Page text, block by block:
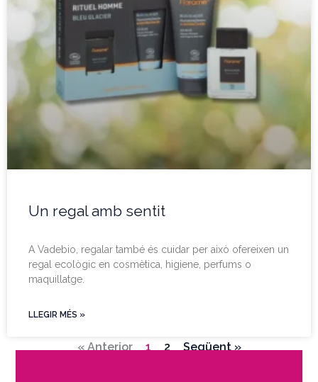
Un regal amb sentit
A Vadebio, regalar també és cuidar per això ofereixen un
regal ecològic en cosmètica, higiene, perfums o
maquillatge.
LLEGIR MÉS »
« Anterior 1 2 Següent »